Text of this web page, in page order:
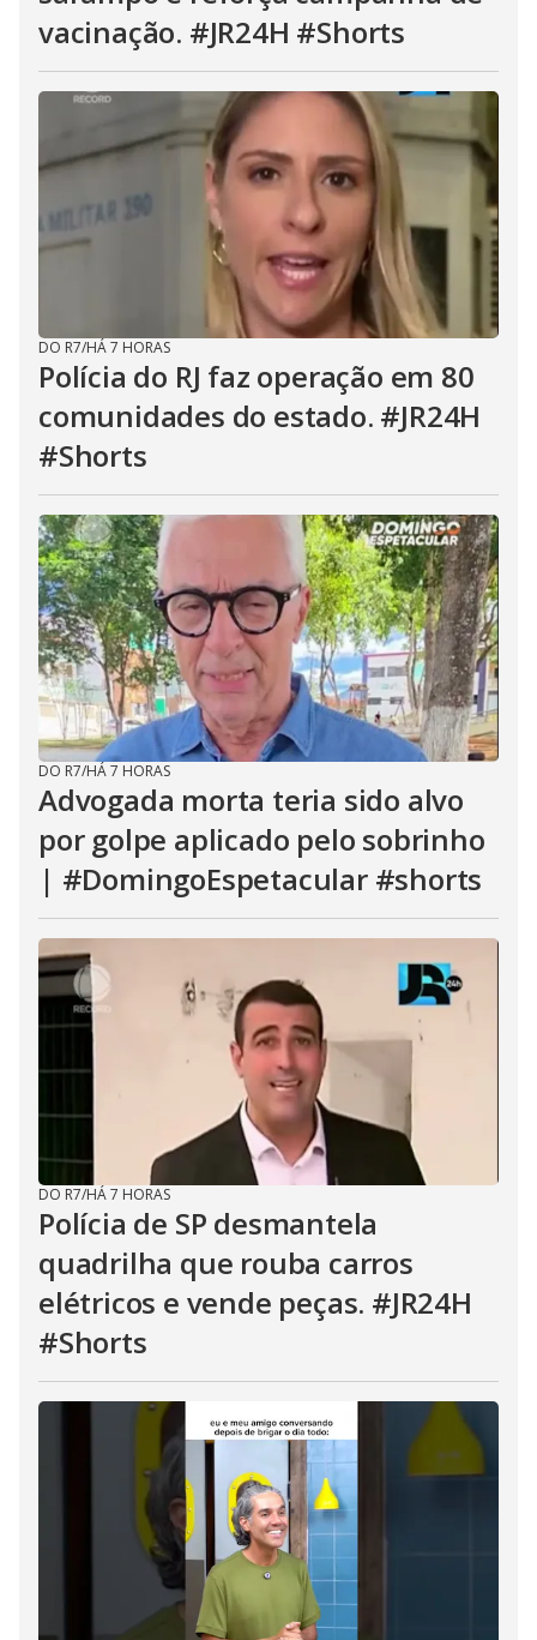
vacinação. #JR24H #Shorts
DO R7/HÁ 7 HORAS
Polícia do RJ faz operação em 80
comunidades do estado. #JR24H
#Shorts
DO R7/HÁ 7 HORAS
Advogada morta teria sido alvo
por golpe aplicado pelo sobrinho
| #DomingoEspetacular #shorts
DO R7/HÁ 7 HORAS
Polícia de SP desmantela
quadrilha que rouba carros
elétricos e vende peças. #JR24H
#Shorts